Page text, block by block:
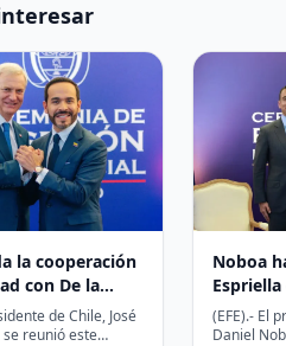
la cooperación
con De la
una
Cali
de Chile, José
reunió este
Noboa
(EFE).- El
Daniel